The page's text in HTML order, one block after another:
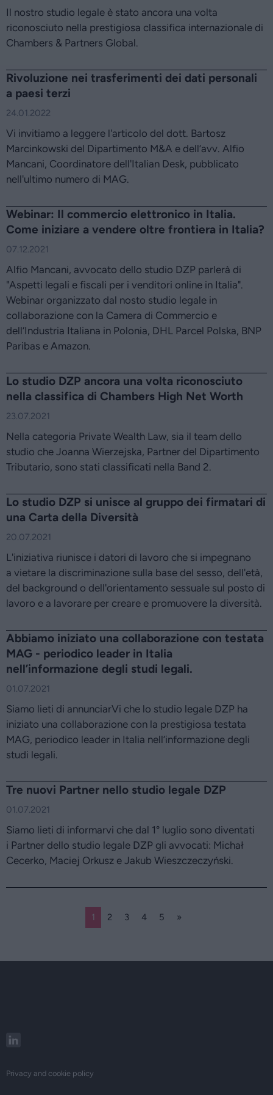
Il nostro studio legale è stato ancora una volta
riconosciuto nella prestigiosa classifica internazionale di
Chambers & Partners Global.
Rivoluzione nei trasferimenti dei dati personali
a paesi terzi
24.01.2022
Vi invitiamo a leggere l'articolo del dott. Bartosz
Marcinkowski del Dipartimento M&A e dell’avv. Alfio
Mancani, Coordinatore dell'Italian Desk, pubblicato
nell'ultimo numero di MAG.
Webinar: Il commercio elettronico in Italia.
Come iniziare a vendere oltre frontiera in Italia?
07.12.2021
Alfio Mancani, avvocato dello studio DZP parlerà di
"Aspetti legali e fiscali per i venditori online in Italia".
Webinar organizzato dal nosto studio legale in
collaborazione con la Camera di Commercio e
dell’Industria Italiana in Polonia, DHL Parcel Polska, BNP
Paribas e Amazon.
Lo studio DZP ancora una volta riconosciuto
nella classifica di Chambers High Net Worth
23.07.2021
Nella categoria Private Wealth Law, sia il team dello
studio che Joanna Wierzejska, Partner del Dipartimento
Tributario, sono stati classificati nella Band 2.
Lo studio DZP si unisce al gruppo dei firmatari di
una Carta della Diversità
20.07.2021
L'iniziativa riunisce i datori di lavoro che si impegnano
a vietare la discriminazione sulla base del sesso, dell'età,
del background o dell'orientamento sessuale sul posto di
lavoro e a lavorare per creare e promuovere la diversità.
Abbiamo iniziato una collaborazione con testata
MAG - periodico leader in Italia
nell’informazione degli studi legali.
01.07.2021
Siamo lieti di annunciarVi che lo studio legale DZP ha
iniziato una collaborazione con la prestigiosa testata
MAG, periodico leader in Italia nell’informazione degli
studi legali.
Tre nuovi Partner nello studio legale DZP
01.07.2021
Siamo lieti di informarvi che dal 1° luglio sono diventati
i Partner dello studio legale DZP gli avvocati: Michał
Cecerko, Maciej Orkusz e Jakub Wieszczeczyński.
1 2 3 4 5 »
Privacy and cookie policy